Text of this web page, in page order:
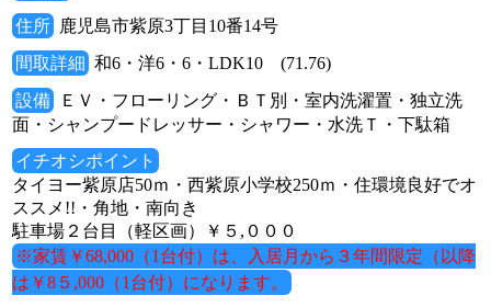
住所 鹿児島市紫原3丁目10番14号
間取詳細 和6・洋6・6・LDK10 (71.76)
設備
ＥＶ・フローリング・ＢＴ別・室内洗濯置・独立洗
面・シャンプードレッサー・シャワー・水洗Ｔ・下駄箱
イチオシポイント
タイヨー紫原店50ｍ・西紫原小学校250ｍ・住環境良好でオ
ススメ!!・角地・南向き
駐車場２台目（軽区画）￥５,０００
※家賃￥68,000（1台付）は、入居月から３年間限定（以降
は￥8５,000（1台付）になります。